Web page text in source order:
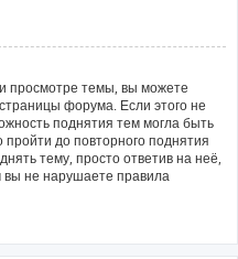
просмотре темы, вы можете
форума. Если этого не
поднятия тем могла быть
до повторного поднятия
тему, просто ответив на неё,
вы не нарушаете правила